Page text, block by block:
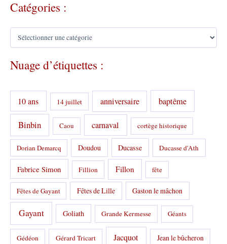
Catégories :
C
é
g
r
e
Nuage d’étiquettes :
10 ans 14 juillet anniversaire baptême
Binbin Caou carnaval cortège historique
Dorian Demarcq Doudou Ducasse Ducasse d'Ath
Fabrice Simon Fillion Fillon fête
Fêtes de Gayant Fêtes de Lille Gaston le mâchon
Gayant Goliath Grande Kermesse Géants
Gédéon Gérard Tricart Jacquot Jean le bûcheron